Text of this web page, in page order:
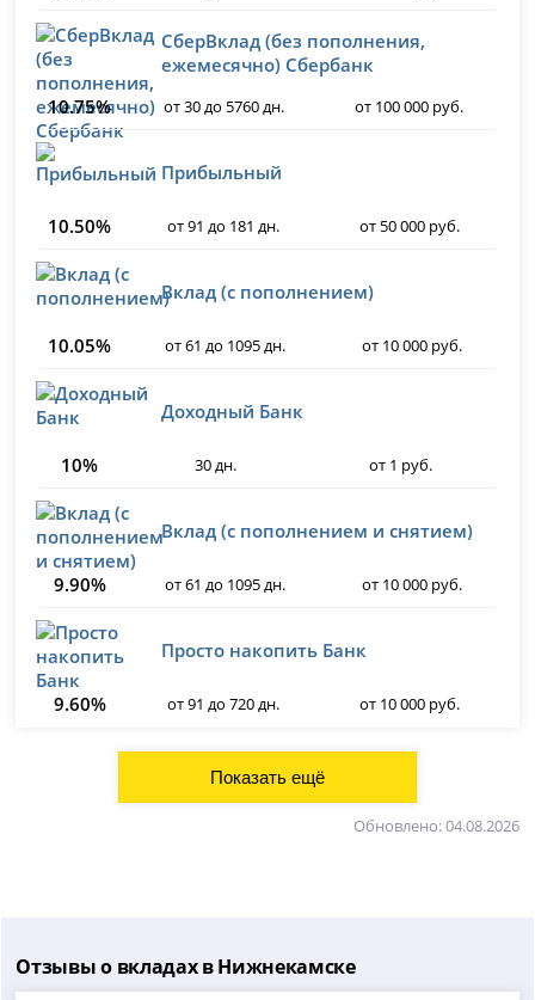
СберВклад (без пополнения,
ежемесячно) Сбербанк
10.75%
от 30 до 5760 дн. от 100 000 руб.
Прибыльный
10.50% от 91 до 181 дн. от 50 000 руб.
Вклад (с пополнением)
10.05% от 61 до 1095 дн. от 10 000 руб.
Доходный Банк
10% 30 дн. от 1 руб.
Вклад (с пополнением и снятием)
9.90% от 61 до 1095 дн. от 10 000 руб.
Просто накопить Банк
9.60% от 91 до 720 дн. от 10 000 руб.
Обновлено: 04.08.2026
Отзывы о вкладах в Нижнекамске